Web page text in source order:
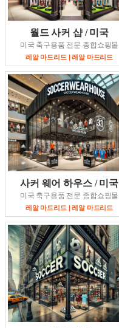
월드 사커 샵 / 미국
미국 축구용품 전문 종합쇼핑몰
레알 마드리드 | 레알 마드리드
사커 웨어 하우스 / 미국
미국 축구용품 전문 종합쇼핑몰
레알 마드리드 | 레알 마드리드